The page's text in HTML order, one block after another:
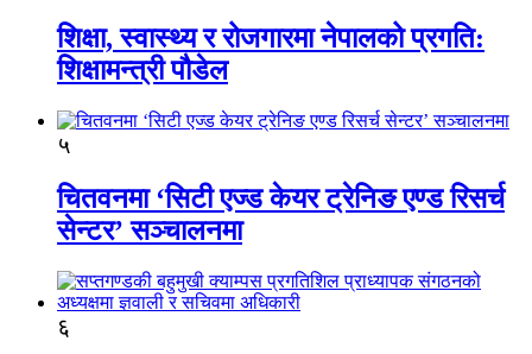
शिक्षा, स्वास्थ्य र रोजगारमा नेपालको प्रगति:
शिक्षामन्त्री पौडेल
५
चितवनमा ‘सिटी एज्ड केयर ट्रेनिङ एण्ड रिसर्च
सेन्टर’ सञ्चालनमा
६